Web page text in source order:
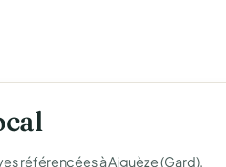
référencées à Aiguèze (Gard).